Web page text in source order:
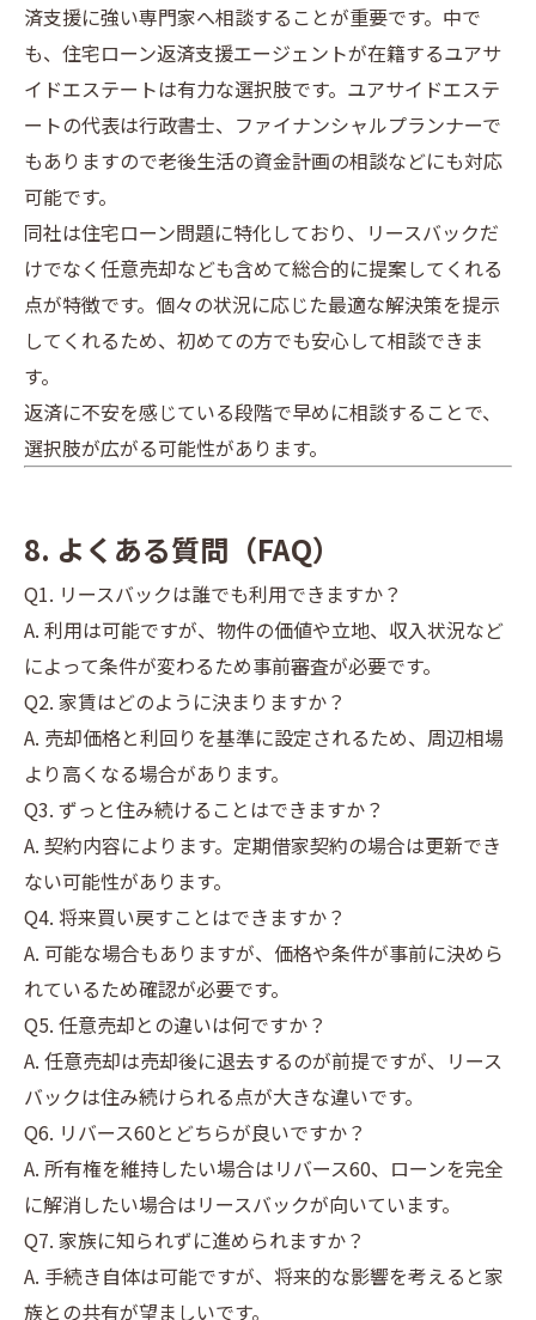
済支援に強い専門家へ相談することが重要です。中で
も、住宅ローン返済支援エージェントが在籍するユアサ
イドエステートは有力な選択肢です。ユアサイドエステ
ートの代表は行政書士、ファイナンシャルプランナーで
もありますので老後生活の資金計画の相談などにも対応
可能です。
同社は住宅ローン問題に特化しており、リースバックだ
けでなく任意売却なども含めて総合的に提案してくれる
点が特徴です。個々の状況に応じた最適な解決策を提示
してくれるため、初めての方でも安心して相談できま
す。
返済に不安を感じている段階で早めに相談することで、
選択肢が広がる可能性があります。
8. よくある質問（FAQ）
Q1. リースバックは誰でも利用できますか？
A. 利用は可能ですが、物件の価値や立地、収入状況など
によって条件が変わるため事前審査が必要です。
Q2. 家賃はどのように決まりますか？
A. 売却価格と利回りを基準に設定されるため、周辺相場
より高くなる場合があります。
Q3. ずっと住み続けることはできますか？
A. 契約内容によります。定期借家契約の場合は更新でき
ない可能性があります。
Q4. 将来買い戻すことはできますか？
A. 可能な場合もありますが、価格や条件が事前に決めら
れているため確認が必要です。
Q5. 任意売却との違いは何ですか？
A. 任意売却は売却後に退去するのが前提ですが、リース
バックは住み続けられる点が大きな違いです。
Q6. リバース60とどちらが良いですか？
A. 所有権を維持したい場合はリバース60、ローンを完全
に解消したい場合はリースバックが向いています。
Q7. 家族に知られずに進められますか？
A. 手続き自体は可能ですが、将来的な影響を考えると家
族との共有が望ましいです。